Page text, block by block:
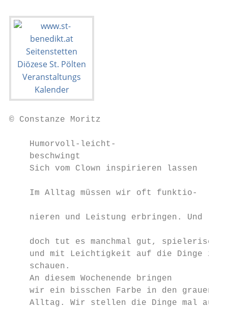
© Constanze Moritz
Humorvoll-leicht-
beschwingt
Sich vom Clown inspirieren lassen
Im Alltag müssen wir oft funktio-
nieren und Leistung erbringen. Und
doch tut es manchmal gut, spielerisch
und mit Leichtigkeit auf die Dinge zu
schauen.
An diesem Wochenende bringen
wir ein bisschen Farbe in den grauen
Alltag. Wir stellen die Dinge mal auf